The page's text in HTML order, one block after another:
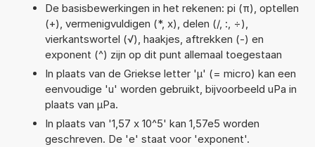
De basisbewerkingen in het rekenen: pi (π), optellen
(+), vermenigvuldigen (*, x), delen (/, :, ÷),
vierkantswortel (√), haakjes, aftrekken (-) en
exponent (^) zijn op dit punt allemaal toegestaan
In plaats van de Griekse letter 'µ' (= micro) kan een
eenvoudige 'u' worden gebruikt, bijvoorbeeld uPa in
plaats van µPa.
In plaats van '1,57 x 10^5' kan 1,57e5 worden
geschreven. De 'e' staat voor 'exponent'.